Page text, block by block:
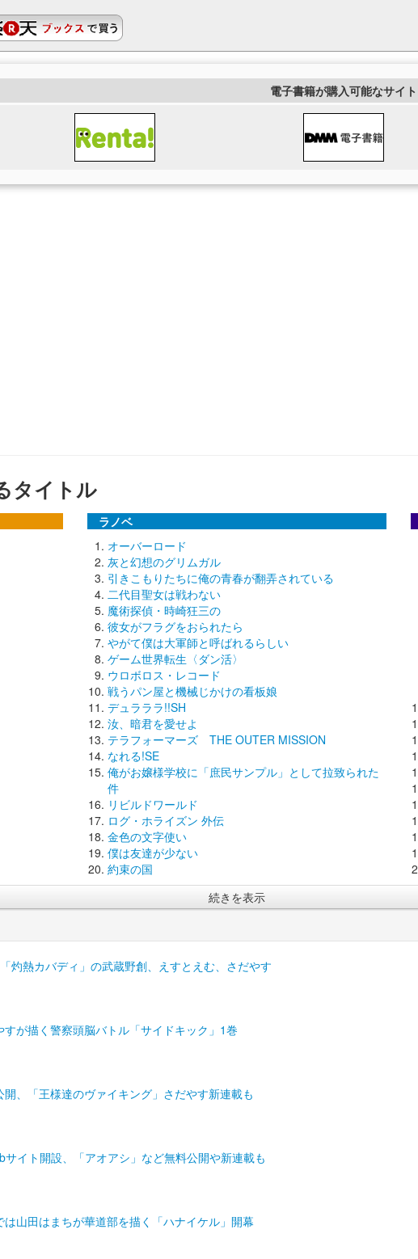
電子書籍が購入可能なサイト
タイトル
ラノベ
オーバーロード
灰と幻想のグリムガル
引きこもりたちに俺の青春が翻弄されている
二代目聖女は戦わない
魔術探偵・時崎狂三の
彼女がフラグをおられたら
やがて僕は大軍師と呼ばれるらしい
ゲーム世界転生〈ダン活〉
ウロボロス・レコード
戦うパン屋と機械じかけの看板娘
デュラララ!!SH
汝、暗君を愛せよ
テラフォーマーズ THE OUTER MISSION
なれる!SE
俺がお嬢様学校に「庶民サンプル」として拉致られた
件
リビルドワールド
ログ・ホライズン 外伝
金色の文字使い
僕は友達が少ない
約束の国
続きを表示
灼熱カバディ」の武蔵野創、えすとえむ、さだやす
すが描く警察頭脳バトル「サイドキック」1巻
開、「王様達のヴァイキング」さだやす新連載も
イト開設、「アオアシ」など無料公開や新連載も
山田はまちが華道部を描く「ハナイケル」開幕